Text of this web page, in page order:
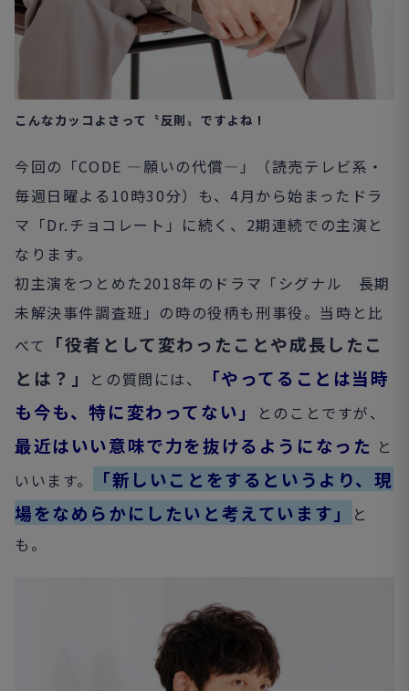
こんなカッコよさって 〝反則〟ですよね !
今回の「CODE ―願いの代償―」（読売テレビ系・
毎週日曜よる 10時30分）も、4月から始まったドラ
マ「Dr.チョコレート」に続く、2期連続での主演と
なります。
初主演をつとめた2018年のドラマ「シグナル 長期
未解決事件調査班」の時の役柄も刑事役。当時と比
べて
「役者として変わったことや成長したこ
とは？」
との質問には、
「やってることは当時
も今も、特に変わってない」
とのことですが、
最近はいい意味で力を抜けるようになった と
いいます。
「新しいことをするというより、現
場をなめらかにしたいと考えています」
と
も。